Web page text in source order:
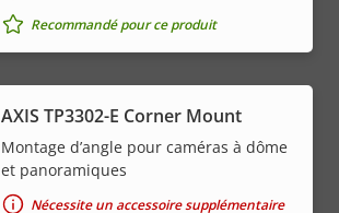
Recommandé pour ce produit
AXIS TP3302-E Corner Mount
Montage d’angle pour caméras à dôme
et panoramiques
Nécessite un accessoire supplémentaire